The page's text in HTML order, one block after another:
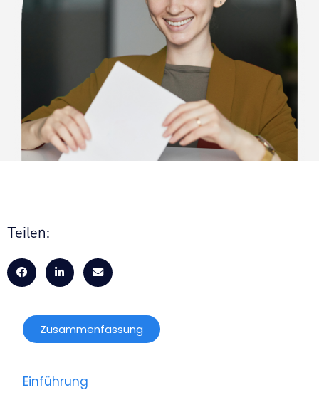
Teilen:
Zusammenfassung
Einführung